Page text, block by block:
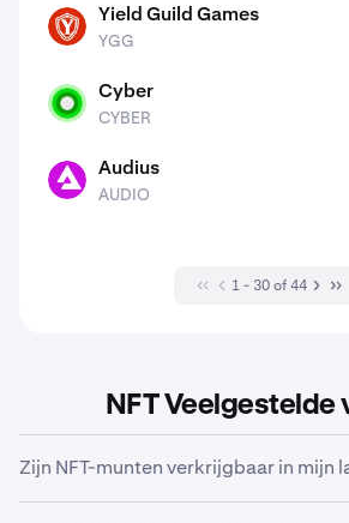
YGG Yield Guild Games
YGG
CYBER Cyber
CYBER
AUDIO Audius
AUDIO
1 - 30 of 44
NFT Veelgestelde
Zijn NFT-munten verkrijgbaar in mijn